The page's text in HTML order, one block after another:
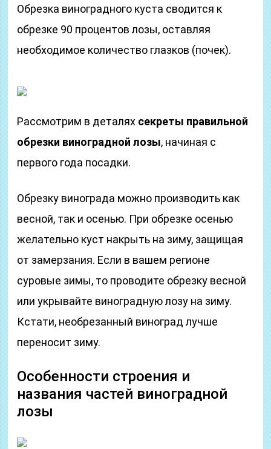
Обрезка виноградного куста сводится к
обрезке 90 процентов лозы, оставляя
необходимое количество глазков (почек).
Рассмотрим в деталях секреты правильной
обрезки виноградной лозы, начиная с
первого года посадки.
Обрезку винограда можно производить как
весной, так и осенью. При обрезке осенью
желательно куст накрыть на зиму, защищая
от замерзания. Если в вашем регионе
суровые зимы, то проводите обрезку весной
или укрывайте виноградную лозу на зиму.
Кстати, необрезанный виноград лучше
переносит зиму.
Особенности строения и
названия частей виноградной
лозы